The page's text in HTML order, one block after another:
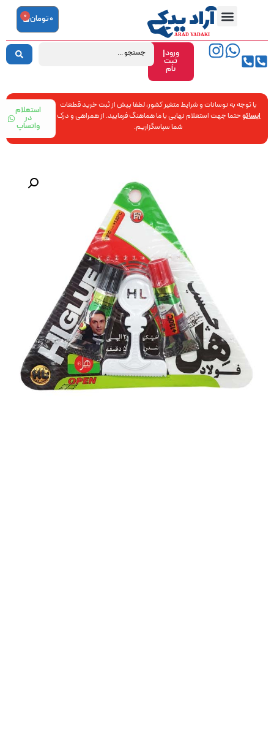
ورود|
ثبت
نام
0تومان 0
با توجه به نوسانات و شرایط متغیر کشور، لطفا پیش از ثبت خرید قطعات
ایساکوحتما جهت استعلام نهایی با ما هماهنگ فرمایید. از همراهی و درک
شما سپاسگزاریم.
استعلام
در
واتساپ